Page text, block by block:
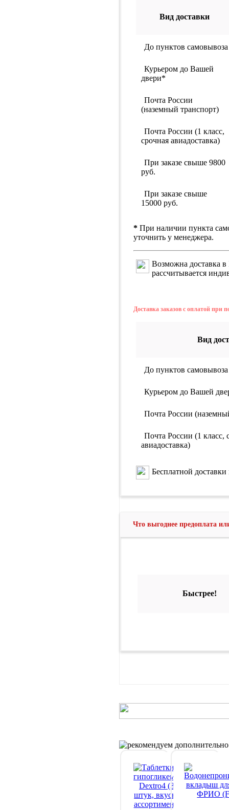
Вид доставки
До пунктов самовывоза
Курьером до Вашей
двери*
Почта России
(наземный транспорт)
Почта России (1 класс,
срочная авиадоставка)
При заказе свыше 9800
руб.
При заказе свыше
15000 руб.
* При наличии пункта
уточнить у менеджера.
Возможна доставка в
рассчитывается
Доставка заказов с оплатой
Вид
До пунктов самовывоза
Курьером до Вашей
Почта России
Почта России (1 класс,
авиадоставка)
Бесплатной доставки
Что выгоднее предоплата
Быстрее!